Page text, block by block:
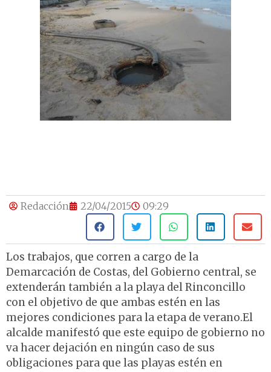
Redacción 22/04/2015 09:29
Los trabajos, que corren a cargo de la
Demarcación de Costas, del Gobierno central, se
extenderán también a la playa del Rinconcillo
con el objetivo de que ambas estén en las
mejores condiciones para la etapa de verano.El
alcalde manifestó que este equipo de gobierno no
va hacer dejación en ningún caso de sus
obligaciones para que las playas estén en